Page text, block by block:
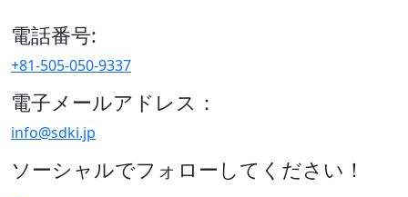
電話番号:
+81-505-050-9337
電子メールアドレス：
info@sdki.jp
ソーシャルでフォローしてください！